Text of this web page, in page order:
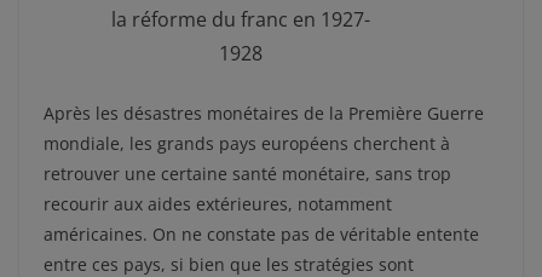
la réforme du franc en 1927-
1928
Après les désastres monétaires de la Première Guerre
mondiale, les grands pays européens cherchent à
retrouver une certaine santé monétaire, sans trop
recourir aux aides extérieures, notamment
américaines. On ne constate pas de véritable entente
entre ces pays, si bien que les stratégies sont